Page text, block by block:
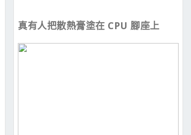
真有人把散熱膏塗在 CPU 腳座上